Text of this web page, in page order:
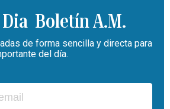
Boletín A.M.
de forma sencilla y directa para
del día.